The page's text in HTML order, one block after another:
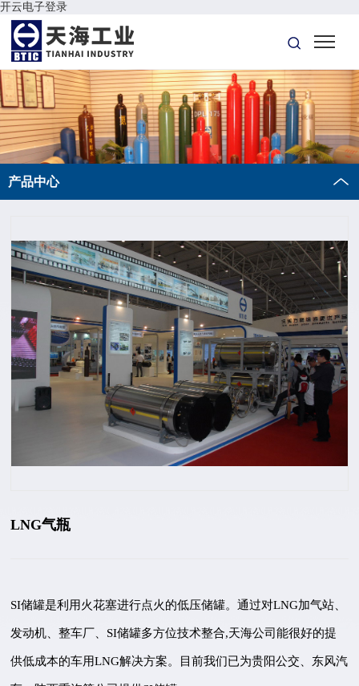
开云电子登录
产品中心
LNG气瓶
SI储罐是利用火花塞进行点火的低压储罐。通过对LNG加气站、
发动机、整车厂、SI储罐多方位技术整合,天海公司能很好的提
供低成本的车用LNG解决方案。目前我们已为贵阳公交、东风汽